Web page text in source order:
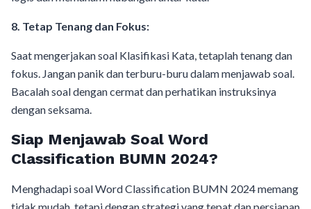
8. Tetap Tenang dan Fokus:
Saat mengerjakan soal Klasifikasi Kata, tetaplah tenang dan
fokus. Jangan panik dan terburu-buru dalam menjawab soal.
Bacalah soal dengan cermat dan perhatikan instruksinya
dengan seksama.
Siap Menjawab Soal Word
Classification BUMN 2024?
Menghadapi soal Word Classification BUMN 2024 memang